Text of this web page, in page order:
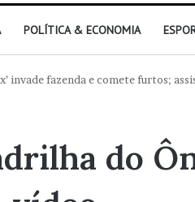
POLÍTICA & ECONOMIA
invade fazenda e comete furtos;
do